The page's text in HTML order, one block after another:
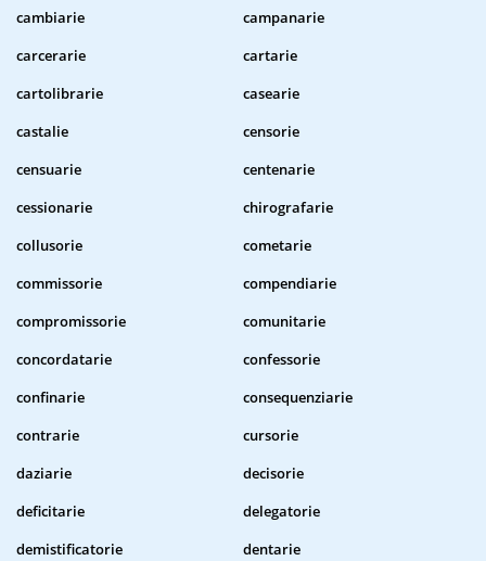
cambiarie
campanarie
carcerarie
cartarie
cartolibrarie
casearie
castalie
censorie
censuarie
centenarie
cessionarie
chirografarie
collusorie
cometarie
commissorie
compendiarie
compromissorie
comunitarie
concordatarie
confessorie
confinarie
consequenziarie
contrarie
cursorie
daziarie
decisorie
deficitarie
delegatorie
demistificatorie
dentarie